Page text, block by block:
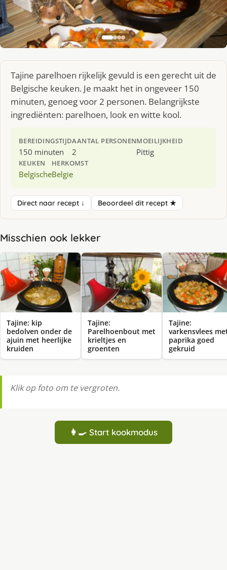
Tajine parelhoen rijkelijk gevuld is een gerecht uit de
Belgische keuken. Je maakt het in ongeveer 150
minuten, genoeg voor 2 personen. Belangrijkste
ingrediënten: parelhoen, look en witte kool.
BEREIDINGSTIJD
150 minuten
AANTAL PERSONEN
2
MOEILIJKHEID
Pittig
KEUKEN
Belgische
HERKOMST
Belgie
Direct naar recept ↓ Beoordeel dit recept ★
Misschien ook lekker
Tajine: kip
bedolven onder de
ajuin met heerlijke
kruiden
Tajine:
Parelhoenbout met
krieltjes en
groenten
Tajine:
varkensvlees
paprika goed
gekruid
Klik op foto om te vergroten.
👩‍🍳 Start kookmodus